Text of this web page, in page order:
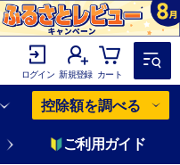
ログイン 新規登録 カート
控除額を調べる
ご利用ガイド